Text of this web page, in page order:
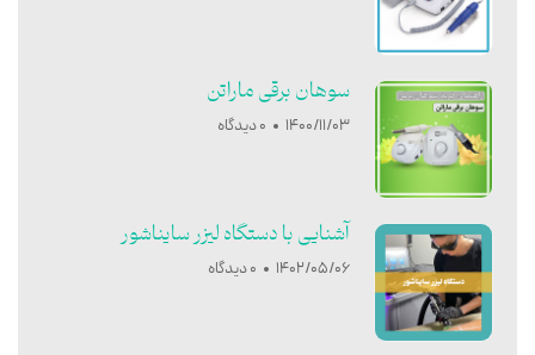
سوهان برقی ماراتن
1400/11/03 0 دیدگاه
آشنایی با دستگاه لیزر سایناشور
1402/05/06 0 دیدگاه